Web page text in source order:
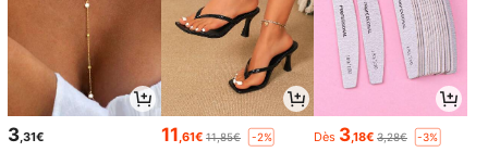
3 ,31€ 11 ,61€ 11,85€ -2% Dès 3,18€ 3,28€ -3%